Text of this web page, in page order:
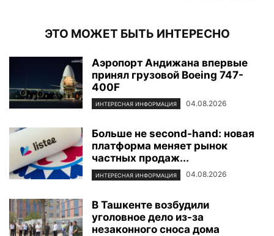
ЭТО МОЖЕТ БЫТЬ ИНТЕРЕСНО
Аэропорт Андижана впервые
принял грузовой Boeing 747-
400F
ИНТЕРЕСНАЯ ИНФОРМАЦИЯ 04.08.2026
Больше не second-hand: новая
платформа меняет рынок
частных продаж...
ИНТЕРЕСНАЯ ИНФОРМАЦИЯ 04.08.2026
В Ташкенте возбудили
уголовное дело из-за
незаконного сноса дома